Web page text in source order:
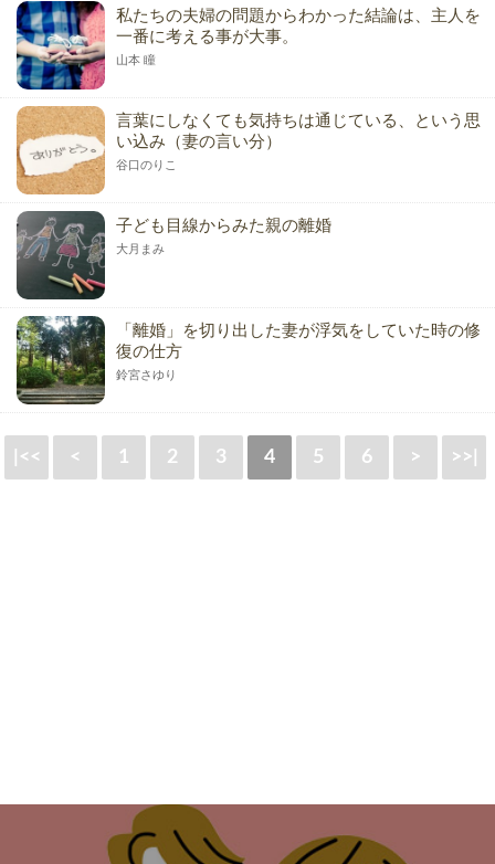
私たちの夫婦の問題からわかった結論は、主人を
一番に考える事が大事。
山本 瞳
言葉にしなくても気持ちは通じている、という思
い込み（妻の言い分）
谷口のりこ
子ども目線からみた親の離婚
大月まみ
「離婚」を切り出した妻が浮気をしていた時の修
復の仕方
鈴宮さゆり
|<< < 1 2 3 4 5 6 > >>|